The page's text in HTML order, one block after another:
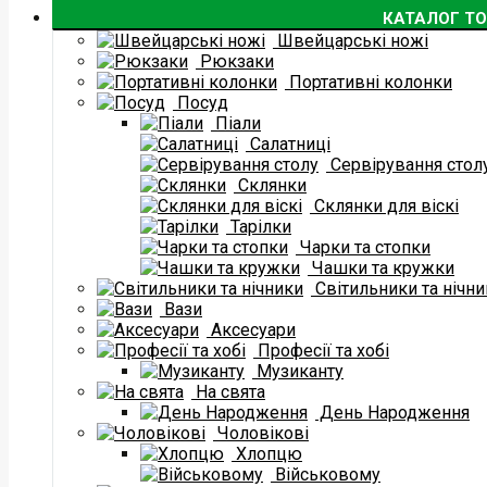
КАТАЛОГ
Швейцарські ножі
Рюкзаки
Портативні колонки
Посуд
Піали
Салатниці
Сервірування
Склянки
Склянки для віскі
Тарілки
Чарки та стопки
Чашки та кружки
Світильники та
Вази
Аксесуари
Професії та хобі
Музиканту
На свята
День Народження
Чоловікові
Хлопцю
Військовому